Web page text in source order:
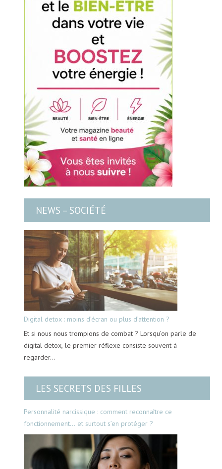
NEWS – SOCIÉTÉ
Digital detox : moins d’écran ou plus d’attention ?
Et si nous nous trompions de combat ? Lorsqu’on parle de
digital detox, le premier réflexe consiste souvent à
regarder…
LES SECRETS DES FILLES
Personnalité narcissique : comment reconnaître ce
fonctionnement… et surtout s’en protéger ?